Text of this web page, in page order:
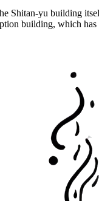
Shitan-yu building
building, which has